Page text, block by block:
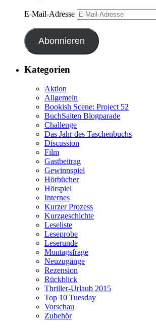
E-Mail-Adresse
Abonnieren
Kategorien
Aktion
Allgemein
Bookish Scene: Project 52
BuchSaiten Blogparade
Challenge
Das Jahr des Taschenbuchs
Discussion
Film
Gastbeitrag
Gewinnspiel
Hörbücher
Hörspiel
Internes
Kurzer Prozess
Kurzgeschichte
Leseliste
Leseprobe
Leserunde
Montagsfrage
Neuzugänge
Rezension
Rückblick
Thriller-Urlaub 2015
Top 10 Tuesday
Vorschau
Zubehör